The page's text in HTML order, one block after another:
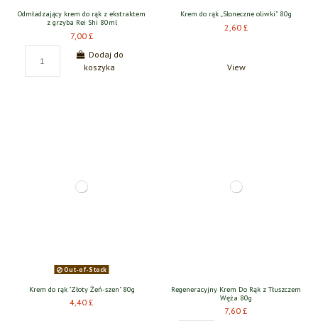
Odmładzający krem do rąk z ekstraktem
z grzyba Rei Shi 80ml
7,00 £
Dodaj do
koszyka
Krem do rąk „Słoneczne oliwki” 80g
2,60 £
View
Out-of-Stock
Krem do rąk "Złoty Żeń-szen" 80g
4,40 £
Regeneracyjny Krem Do Rąk z Tłuszczem
Węża 80g
7,60 £